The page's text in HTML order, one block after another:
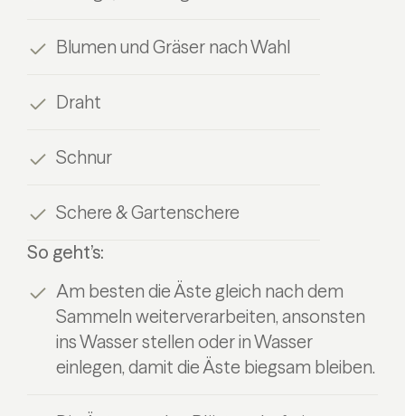
Blumen und Gräser nach Wahl
Draht
Schnur
Schere & Gartenschere
So geht’s:
Am besten die Äste gleich nach dem
Sammeln weiterverarbeiten, ansonsten
ins Wasser stellen oder in Wasser
einlegen, damit die Äste biegsam bleiben.